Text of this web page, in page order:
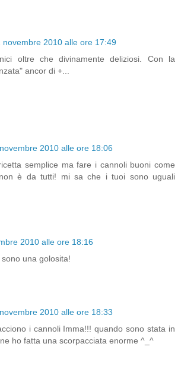
novembre 2010 alle ore 17:49
oltre che divinamente deliziosi. Con la
ancor di +...
2010 alle ore 18:06
semplice ma fare i cannoli buoni come
è da tutti! mi sa che i tuoi sono uguali
2010 alle ore 18:16
una golosita!
2010 alle ore 18:33
i cannoli Imma!!! quando sono stata in
ho fatta una scorpacciata enorme ^_^